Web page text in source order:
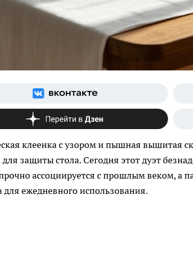
клеенка с узором и пышная вышитая
защиты стола. Сегодня этот дуэт
ассоциируется с прошлым веком, а
для ежедневного использования.